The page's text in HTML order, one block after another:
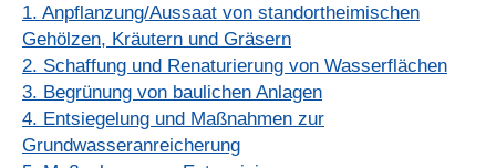
1. Anpflanzung/Aussaat von standortheimischen
Gehölzen, Kräutern und Gräsern
2. Schaffung und Renaturierung von Wasserflächen
3. Begrünung von baulichen Anlagen
4. Entsiegelung und Maßnahmen zur
Grundwasseranreicherung